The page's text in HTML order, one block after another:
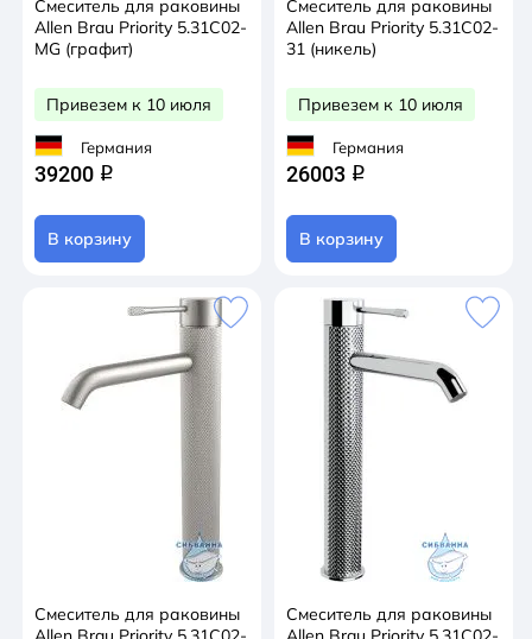
Смеситель для раковины
Allen Brau Priority 5.31С02-
MG (графит)
Привезем к 10 июля
Германия
39200 q
В корзину
Смеситель для раковины
Allen Brau Priority 5.31С02-
31 (никель)
Привезем к 10 июля
Германия
26003 q
В корзину
Смеситель для раковины
Смеситель для раковины